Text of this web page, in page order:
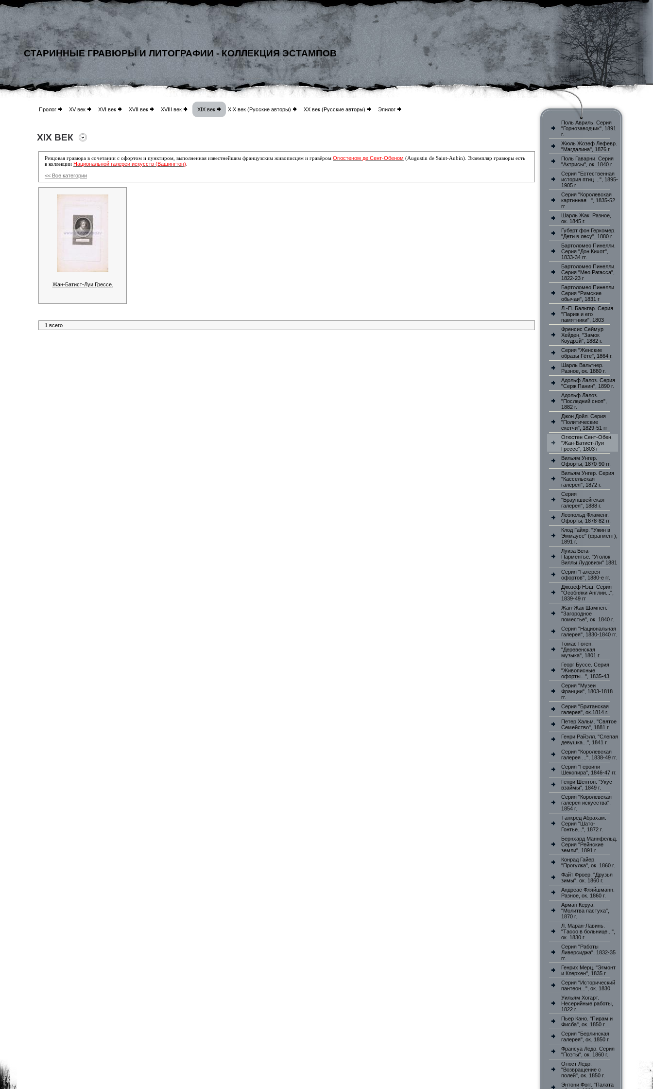
СТАРИННЫЕ ГРАВЮРЫ И ЛИТОГРАФИИ - КОЛЛЕКЦИЯ ЭСТАМПОВ
Пролог XV век XVI век XVII век XVIII век XIX век XIX век (Русские авторы) XX век (Русские авторы) Эпилог
XIX ВЕК
Резцовая гравюра в сочетании с офортом и пунктиром, выполненная известнейшим французским живописцем и гравёром Огюстеном де Сент-Обеном (Augustin de Saint-Aubin) Экземпляр гравюры есть
в коллекции Национальной галереи искусств (Вашингтон)
<< Все категории
Жан-Батист-Луи Грессе.
1 всего
Поль Авриль. Серия
"Горнозаводчик", 1891
г.
Жюль Жозеф Лефевр.
"Магдалина", 1876 г.
Поль Гаварни. Серия
"Актрисы", ок. 1840 г.
Серия "Естественная
история птиц ...", 1895-
1905 г
Серия "Королевская
картинная...", 1835-52
гг
Шарль Жак. Разное,
ок. 1845 г.
Губерт фон Геркомер.
"Дети в лесу", 1880 г.
Бартоломео Пинелли.
Серия "Дон Кихот",
1833-34 гг.
Бартоломео Пинелли.
Серия "Meo Patacca",
1822-23 г
Бартоломео Пинелли.
Серия "Римские
обычаи", 1831 г
Л.-П. Бальтар. Серия
"Париж и его
памятники", 1803
Френсис Сеймур
Хейден. "Замок
Коудрэй", 1882 г.
Серия "Женские
образы Гёте", 1864 г.
Шарль Вальтнер.
Разное, ок. 1880 г.
Адольф Лалоз. Серия
"Серж Панин", 1890 г.
Адольф Лалоз.
"Последний сноп",
1882 г.
Джон Дойл. Серия
"Политические
скетчи", 1829-51 гг
Огюстен Сент-Обен.
"Жан-Батист-Луи
Грессе", 1803 г
Вильям Унгер.
Офорты, 1870-90 гг.
Вильям Унгер. Серия
"Кассельская
галерея", 1872 г.
Серия
"Брауншвейгская
галерея", 1888 г.
Леопольд Фламенг.
Офорты, 1878-82 гг.
Клод Гайяр. "Ужин в
Эммаусе" (фрагмент),
1891 г.
Луиза Бега-
Парментье. "Уголок
Виллы Лудовизи" 1881
Серия "Галерея
офортов", 1880-е гг.
Джозеф Нэш. Серия
"Особняки Англии...",
1839-49 гг
Жан-Жак Шампен.
"Загородное
поместье", ок. 1840 г.
Серия "Национальная
галерея", 1830-1840 гг.
Томас Гоген.
"Деревенская
музыка", 1801 г.
Георг Буссе. Серия
"Живописные
офорты...", 1835-43
Серия "Музеи
Франции", 1803-1818
гг.
Серия "Британская
галерея", ок.1814 г.
Петер Хальм. "Святое
Семейство", 1881 г.
Генри Райэлл. "Слепая
девушка...", 1841 г.
Серия "Королевская
галерея ...", 1838-49 гг.
Серия "Героини
Шекспира", 1846-47 гг.
Генри Шентон. "Укус
взаймы", 1849 г.
Серия "Королевская
галерея искусства",
1854 г.
Танкред Абрахам.
Серия "Шато-
Гонтье...", 1872 г.
Бернхард Маннфельд.
Серия "Рейнские
земли", 1891 г
Конрад Гайер.
"Прогулка", ок. 1860 г.
Файт Фроер. "Друзья
зимы", ок. 1860 г.
Андреас Фляйшманн.
Разное, ок. 1860 г.
Арман Керуа.
"Молитва пастуха",
1870 г.
Л. Маран-Лавинь.
"Тассо в больнице...",
ок. 1830 г
Серия "Работы
Ливерсиджа", 1832-35
гг.
Генрих Мерц. "Эгмонт
и Клерхен", 1835 г.
Серия "Исторический
пантеон...", ок. 1830
Уильям Хогарт.
Несерийные работы,
1822 г.
Пьер Кано. "Пирам и
Фисба", ок. 1850 г.
Серия "Берлинская
галерея", ок. 1850 г.
Франсуа Ледо. Серия
"Поэты", ок. 1860 г.
Огюст Ледо.
"Возвращение с
полей", ок. 1850 г.
Энтони Фогг. "Палата